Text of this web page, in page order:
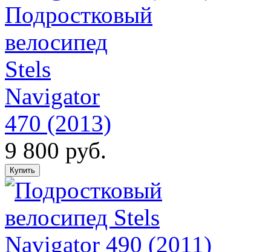
Подростковый
велосипед
Stels
Navigator
470 (2013)
9 800 руб.